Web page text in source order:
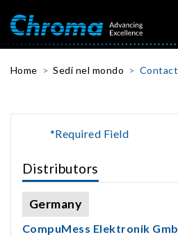
Home Sedi nel mondo Contact
*Required Field
Distributors
Germany
CompuMess Elektronik